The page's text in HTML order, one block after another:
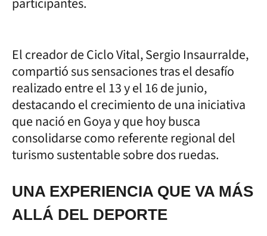
El creador de Ciclo Vital, Sergio Insaurralde,
compartió sus sensaciones tras el desafío
realizado entre el 13 y el 16 de junio,
destacando el crecimiento de una iniciativa
que nació en Goya y que hoy busca
consolidarse como referente regional del
turismo sustentable sobre dos ruedas.
UNA EXPERIENCIA QUE VA MÁS
ALLÁ DEL DEPORTE